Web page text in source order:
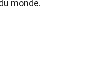
monde.